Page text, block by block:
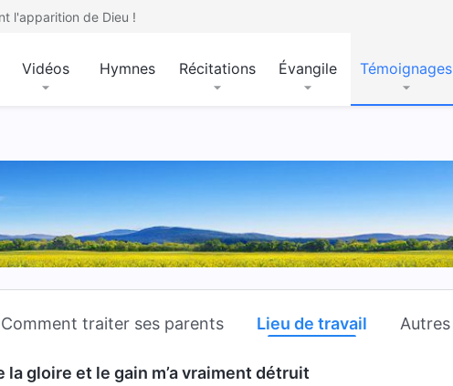
l'apparition de Dieu !
Vidéos Hymnes Récitations Évangile Témoignages
Comment traiter ses parents Lieu de travail Autres
la gloire et le gain m’a vraiment détruit